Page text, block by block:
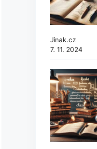
Jinak.cz
7. 11. 2024